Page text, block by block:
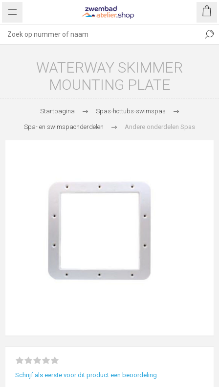
WATERWAY SKIMMER
MOUNTING PLATE
Startpagina Spas-hottubs-swimspas
Spa- en swimspaonderdelen Andere onderdelen Spas
Schrijf als eerste voor dit product een beoordeling